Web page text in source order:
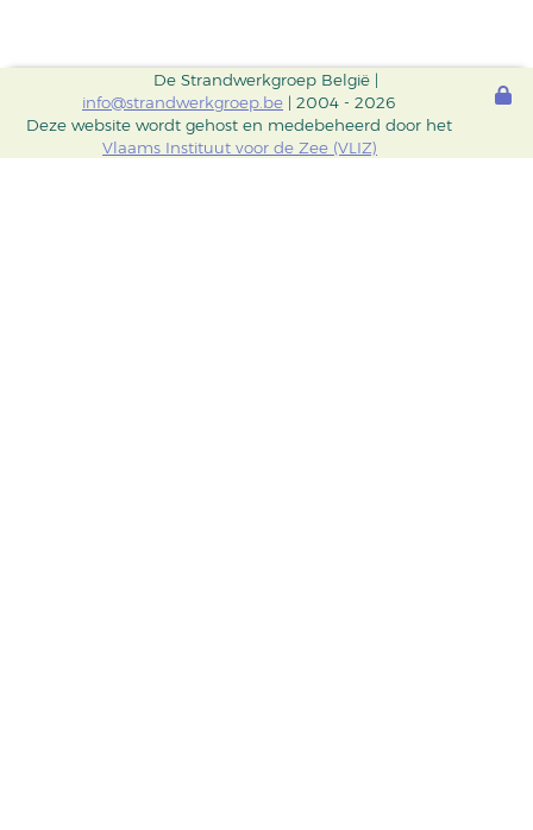
De Strandwerkgroep België |
info@strandwerkgroep.be | 2004 - 2026
Deze website wordt gehost en medebeheerd door het
Vlaams Instituut voor de Zee (VLIZ)